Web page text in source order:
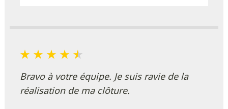
Bravo à votre équipe. Je suis ravie de la
réalisation de ma clôture.